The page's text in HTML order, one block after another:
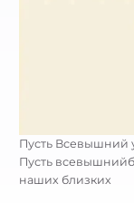
Пусть Всевышний
Пусть
наших близких